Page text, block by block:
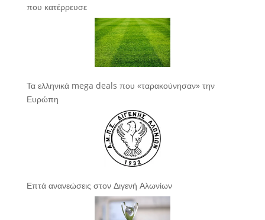
που κατέρρευσε
Τα ελληνικά mega deals που «ταρακούνησαν» την
Ευρώπη
Επτά ανανεώσεις στον Διγενή Αλωνίων